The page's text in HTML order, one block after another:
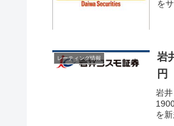
を
レーティング情報
岩
円
岩
を